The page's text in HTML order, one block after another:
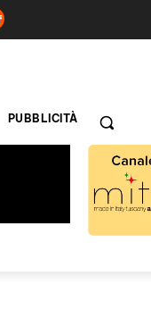
PUBBLICITÀ